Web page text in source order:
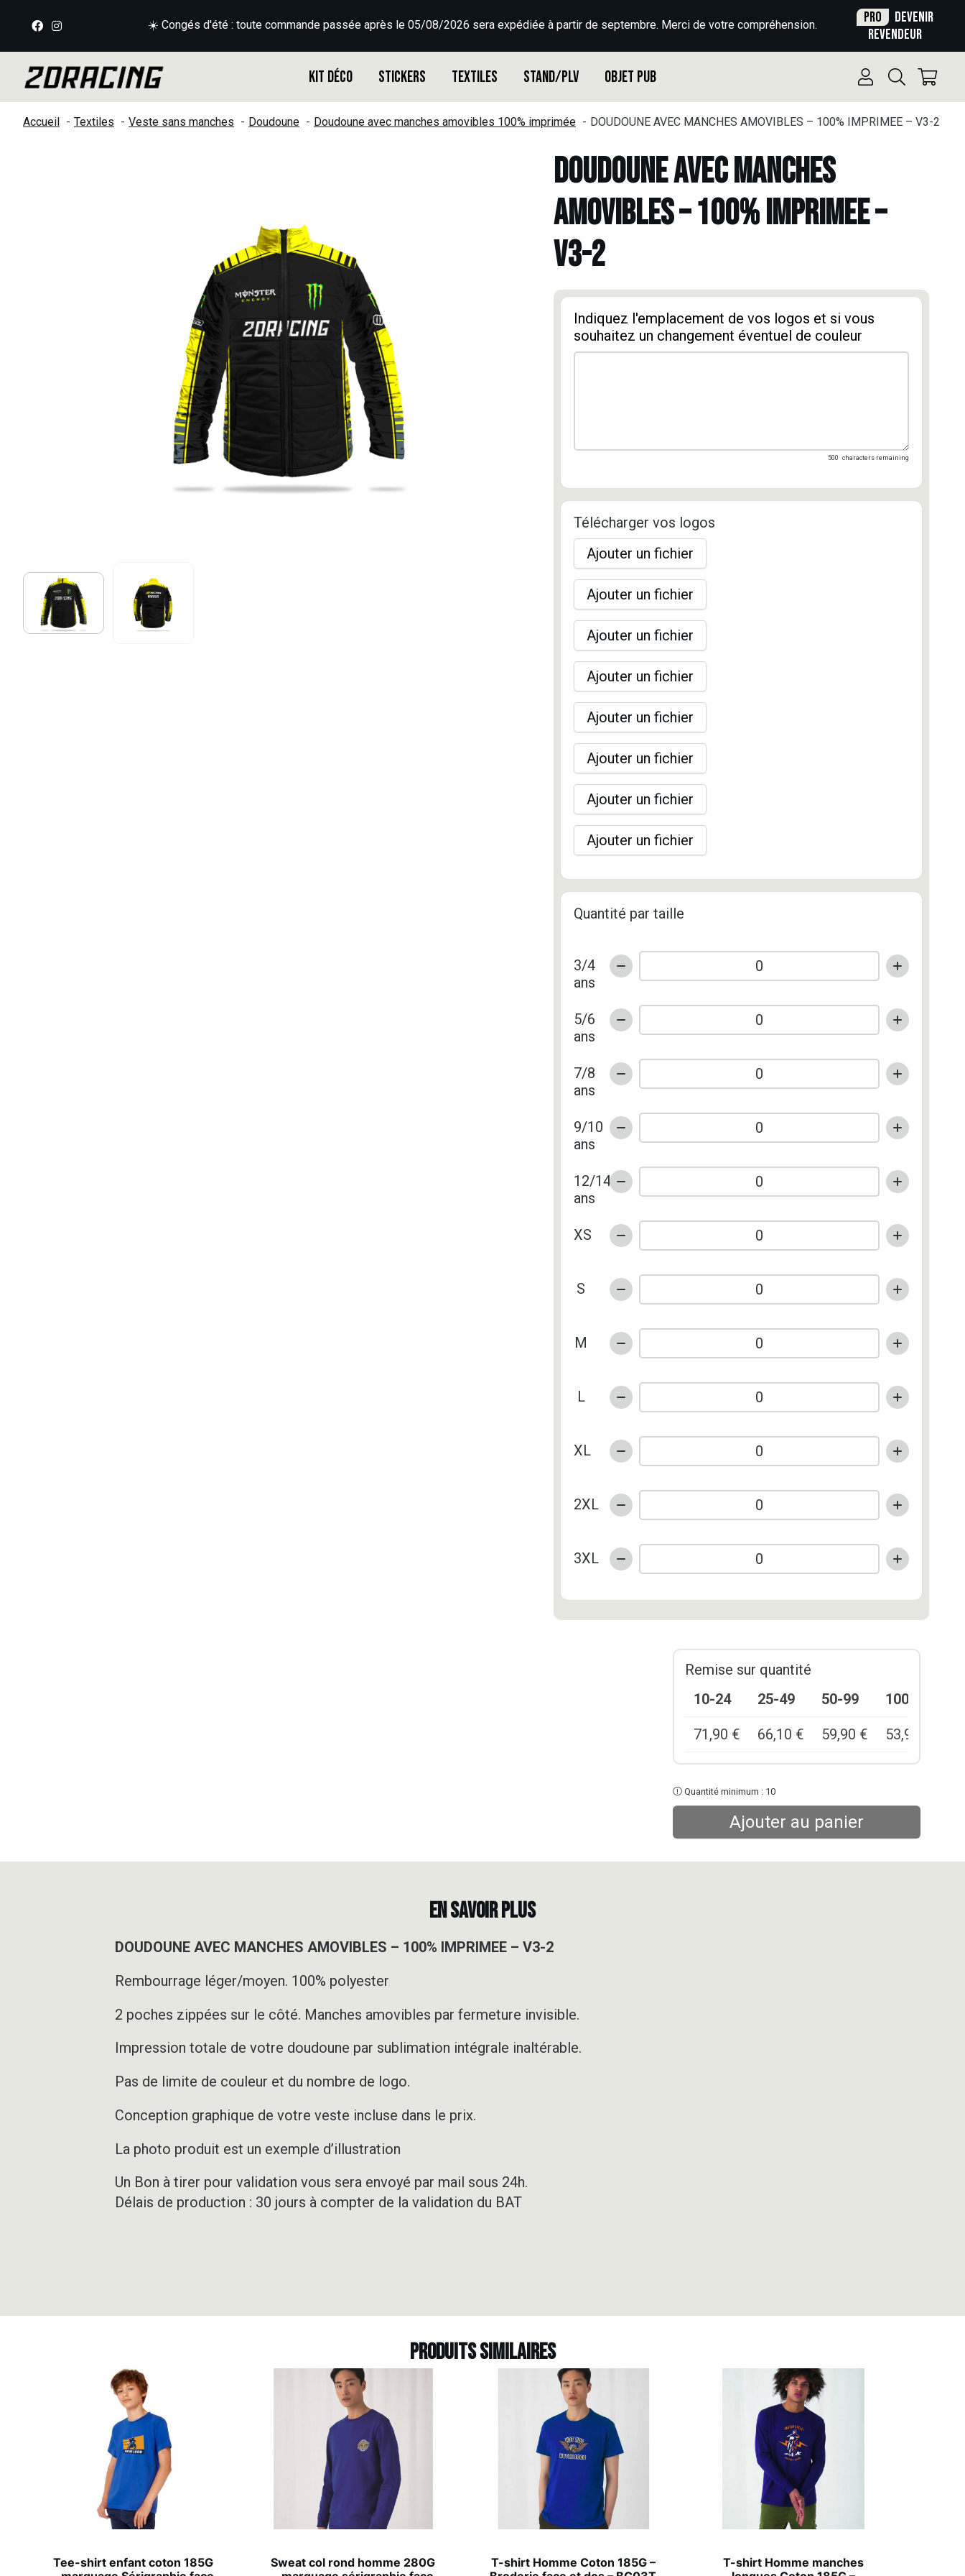
☀️ Congés d'été : toute commande passée après le 05/08/2026 sera expédiée à partir de septembre. Merci de votre compréhension. Pro
Devenir
revendeur
Kit déco Stickers Textiles Stand/PLV Objet Pub
Accueil Textiles Veste sans manches Doudoune Doudoune avec manches amovibles 100% imprimée DOUDOUNE AVEC MANCHES AMOVIBLES – 100% IMPRIMEE – V3-2
DOUDOUNE AVEC MANCHES
AMOVIBLES – 100% IMPRIMEE –
V3-2
Indiquez l'emplacement de vos logos et si vous
souhaitez un changement éventuel de couleur
500 characters remaining
Télécharger vos logos
Ajouter un fichier
Ajouter un fichier
Ajouter un fichier
Ajouter un fichier
Ajouter un fichier
Ajouter un fichier
Ajouter un fichier
Ajouter un fichier
Quantité par taille
3/4
ans
5/6
ans
7/8
ans
9/10
ans
12/14
ans
XS
S
M
L
XL
2XL
3XL
Remise sur quantité
10-24
25-49 50-99 100+
71,90 € 66,10 € 59,90 € 53,90
Quantité minimum : 10
Ajouter au panier
EN SAVOIR PLUS
DOUDOUNE AVEC MANCHES AMOVIBLES – 100% IMPRIMEE – V3-2
Rembourrage léger/moyen. 100% polyester
2 poches zippées sur le côté. Manches amovibles par fermeture invisible.
Impression totale de votre doudoune par sublimation intégrale inaltérable.
Pas de limite de couleur et du nombre de logo.
Conception graphique de votre veste incluse dans le prix.
La photo produit est un exemple d’illustration
Un Bon à tirer pour validation vous sera envoyé par mail sous 24h.
Délais de production : 30 jours à compter de la validation du BAT
Produits similaires
Tee-shirt enfant coton 185G
Sweat col rond homme 280G
T-shirt Homme Coton 185G –
T-shirt Homme manches